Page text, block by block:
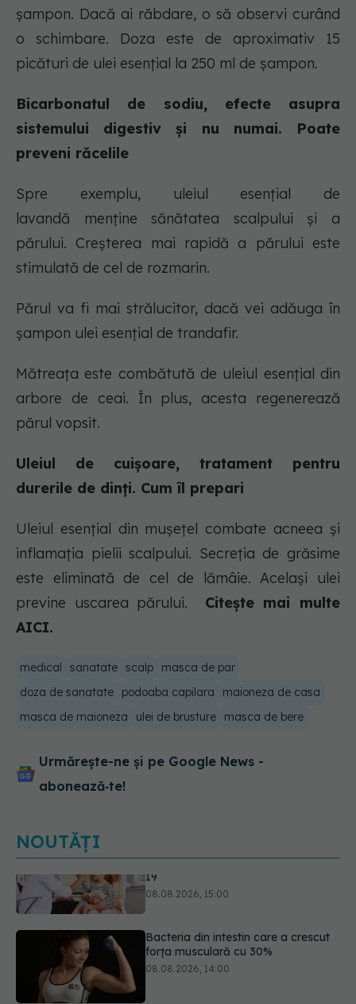
șampon. Dacă ai răbdare, o să observi curând
o schimbare. Doza este de aproximativ 15
picături de ulei esențial la 250 ml de șampon.
Bicarbonatul de sodiu, efecte asupra
sistemului digestiv și nu numai. Poate
preveni răcelile
Spre exemplu, uleiul esențial de
lavandă menține sănătatea scalpului și a
părului. Creșterea mai rapidă a părului este
stimulată de cel de rozmarin.
Părul va fi mai strălucitor, dacă vei adăuga în
șampon ulei esențial de trandafir.
Mătreața este combătută de uleiul esențial din
arbore de ceai. În plus, acesta regenerează
părul vopsit.
Uleiul de cuișoare, tratament pentru
durerile de dinți. Cum îl prepari
Uleiul esențial din mușețel combate acneea și
inflamația pielii scalpului. Secreția de grăsime
este eliminată de cel de lămâie. Același ulei
previne uscarea părului. Citește mai multe
AICI.
medical sanatate scalp
masca de par
doza de sanatate
podoaba capilara
maioneza de casa
masca de maioneza
ulei de brusture masca de bere
Urmărește-ne și pe Google News -
abonează‑te!
NOUTĂȚI
Bacteria din intestin care a crescut